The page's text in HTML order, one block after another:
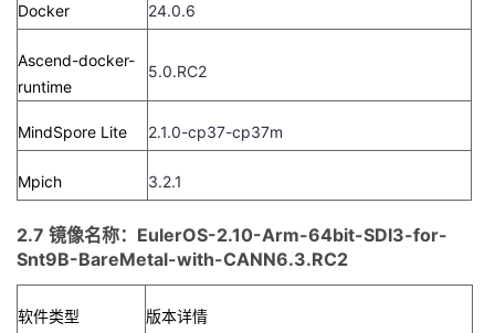
Docker 24.0.6
Ascend-docker-
runtime
5.0.RC2
MindSpore Lite 2.1.0-cp37-cp37m
Mpich 3.2.1
2.7 镜像名称：EulerOS-2.10-Arm-64bit-SDI3-for-
Snt9B-BareMetal-with-CANN6.3.RC2
软件类型 版本详情